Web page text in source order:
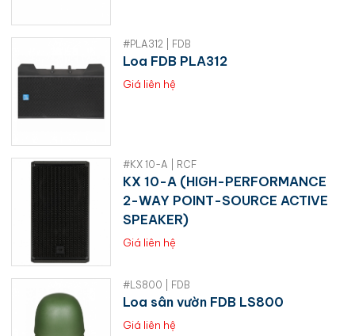
#PLA312 | FDB
Loa FDB PLA312
Giá liên hệ
#KX 10-A | RCF
KX 10-A (HIGH-PERFORMANCE
2-WAY POINT-SOURCE ACTIVE
SPEAKER)
Giá liên hệ
#LS800 | FDB
Loa sân vườn FDB LS800
Giá liên hệ